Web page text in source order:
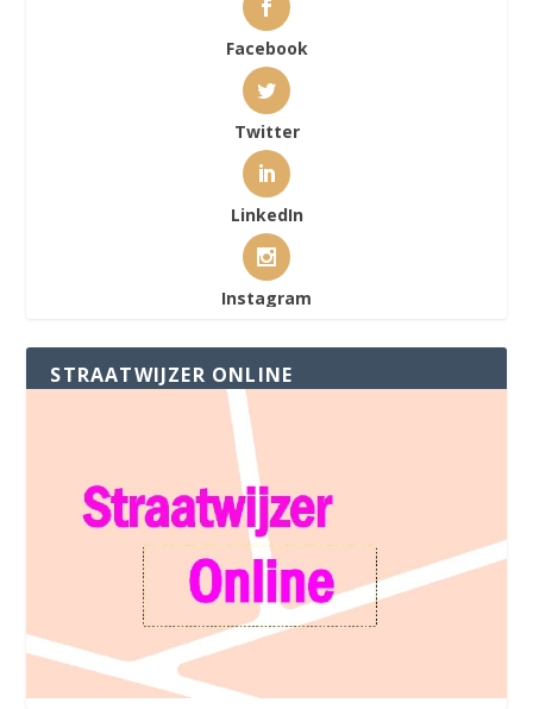
Facebook
Twitter
LinkedIn
Instagram
STRAATWIJZER ONLINE